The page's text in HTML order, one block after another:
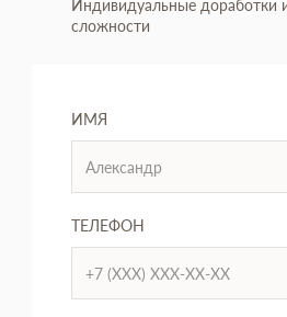
Индивидуальные доработки
сложности
ИМЯ
ТЕЛЕФОН